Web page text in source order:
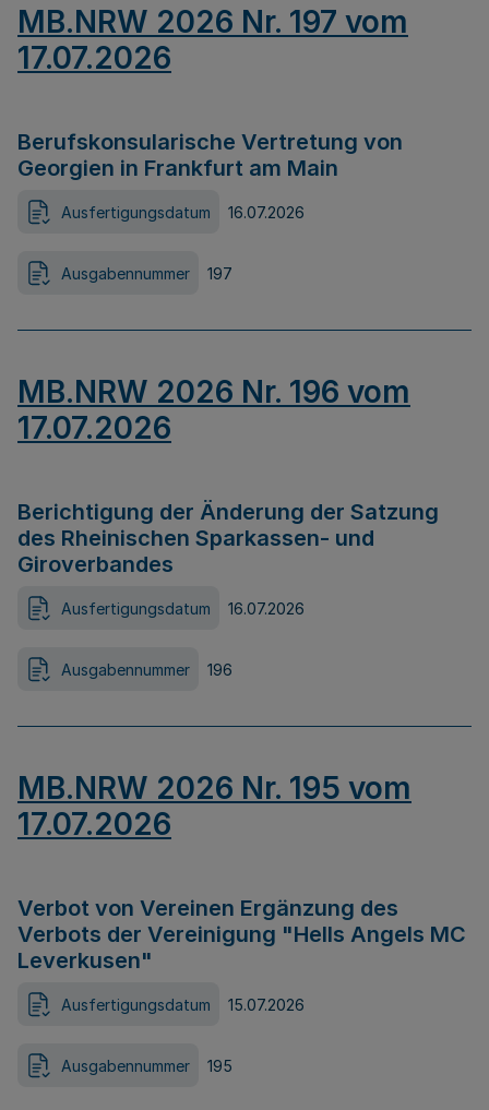
MB.NRW 2026 Nr. 197 vom
17.07.2026
Berufskonsularische Vertretung von
Georgien in Frankfurt am Main
Ausfertigungsdatum 16.07.2026
Ausgabennummer 197
MB.NRW 2026 Nr. 196 vom
17.07.2026
Berichtigung der Änderung der Satzung
des Rheinischen Sparkassen- und
Giroverbandes
Ausfertigungsdatum 16.07.2026
Ausgabennummer 196
MB.NRW 2026 Nr. 195 vom
17.07.2026
Verbot von Vereinen Ergänzung des
Verbots der Vereinigung "Hells Angels MC
Leverkusen"
Ausfertigungsdatum 15.07.2026
Ausgabennummer 195